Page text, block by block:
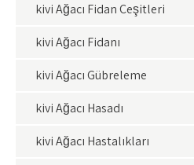
kivi Ağacı Fidan Çeşitleri
kivi Ağacı Fidanı
kivi Ağacı Gübreleme
kivi Ağacı Hasadı
kivi Ağacı Hastalıkları